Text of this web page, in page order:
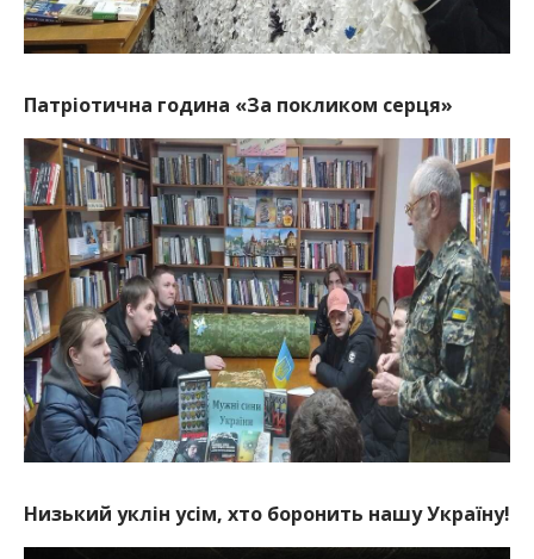
Патріотична година «За покликом серця»
Низький уклін усім, хто боронить нашу Україну!